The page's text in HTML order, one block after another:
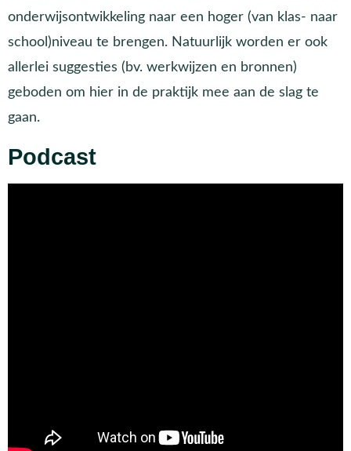
onderwijsontwikkeling naar een hoger (van klas- naar
school)niveau te brengen. Natuurlijk worden er ook
allerlei suggesties (bv. werkwijzen en bronnen)
geboden om hier in de praktijk mee aan de slag te
gaan.
Podcast